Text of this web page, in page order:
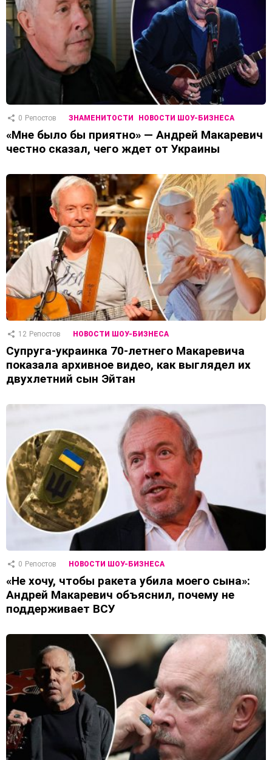
0 Репостов ЗНАМЕНИТОСТИ НОВОСТИ ШОУ-БИЗНЕСА
«Мне было бы приятно» — Андрей Макаревич
честно сказал, чего ждет от Украины
12 Репостов НОВОСТИ ШОУ-БИЗНЕСА
Супруга-украинка 70-летнего Макаревича
показала архивное видео, как выглядел их
двухлетний сын Эйтан
0 Репостов НОВОСТИ ШОУ-БИЗНЕСА
«Не хочу, чтобы ракета убила моего сына»:
Андрей Макаревич объяснил, почему не
поддерживает ВСУ